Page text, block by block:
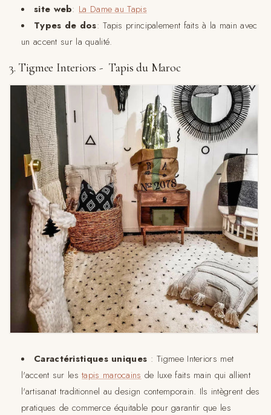
site web: La Dame au Tapis
Types de dos: Tapis principalement faits à la main avec
un accent sur la qualité.
3. Tigmee Interiors - Tapis du Maroc
Caractéristiques uniques : Tigmee Interiors met
l'accent sur lestapis marocains de luxe faits main qui allient
l'artisanat traditionnel au design contemporain. Ils intègrent des
pratiques de commerce équitable pour garantir que les